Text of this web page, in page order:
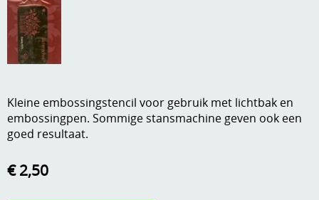
Andere
Boeken en magazines
Dies om te stansen
DVD-CD
Embossen
Hechtingsmaterialen
Mijn account
Info
Anders creatief
Gastenboek
Kleine embossingstencil voor gebruik met lichtbak en
embossingpen. Sommige stansmachine geven ook een
goed resultaat.
€ 2,50